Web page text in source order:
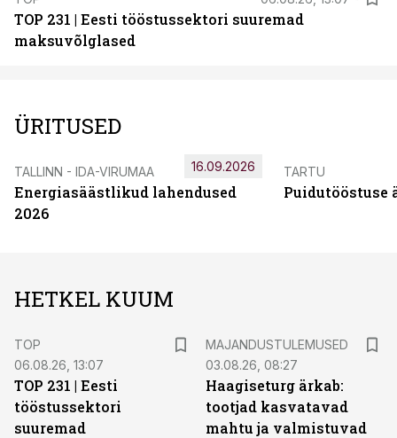
TOP 231 | Eesti tööstussektori suuremad
maksuvõlglased
ÜRITUSED
TALLINN - IDA-VIRUMAA
Energiasäästlikud lahendused
2026
16.09.2026 TARTU
Puidutööstuse
HETKEL KUUM
TOP
06.08.26, 13:07
TOP 231 | Eesti
tööstussektori
suuremad
MAJANDUSTULEMUSED
03.08.26, 08:27
Haagiseturg ärkab:
tootjad kasvatavad
mahtu ja valmistuvad